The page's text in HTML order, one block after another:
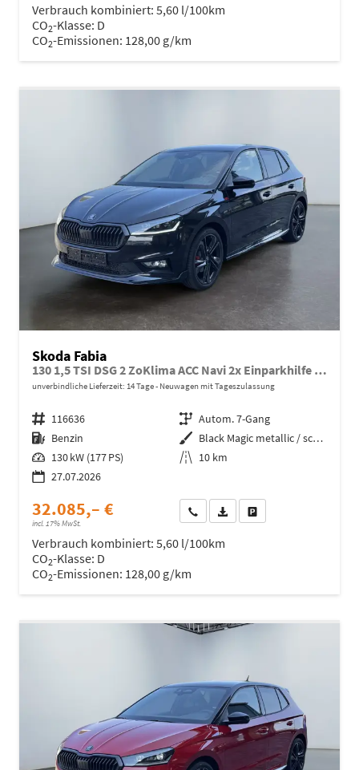
Verbrauch kombiniert: 5,60 l/100km
CO2-Klasse: D
CO2-Emissionen: 128,00 g/km
Skoda Fabia
130 1,5 TSI DSG 2 ZoKlima ACC Navi 2x Einparkhilfe Kessy 18 Zoll beheiztes Lenkrad Sitzheizung Sunset 5J Garantie
unverbindliche Lieferzeit: 14 Tage Neuwagen mit Tageszulassung
Fahrzeugnr. 116636 Getriebe Autom. 7-Gang
Kraftstoff Benzin Außenfarbe
Black Magic metallic / schwarzes Dach
Leistung 130 kW (177 PS) Kilometerstand 10 km
27.07.2026
32.085,– €
incl. 17% MwSt.
Wir rufen Sie anFahrzeugexposé (PDF)
Verbrauch kombiniert: 5,60 l/100km
CO2-Klasse: D
CO2-Emissionen: 128,00 g/km